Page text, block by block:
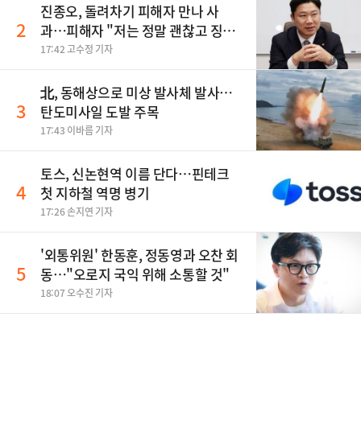
2
진종오, 돌려차기 피해자 만나 사
과…피해자 "저는 정말 괜찮고 징계
원치 않아"
17:42 고수정 기자
3
北, 동해상으로 미상 발사체 발사…
탄도미사일 도발 주목
17:43 이바름 기자
4
토스, 신논현역 이름 단다…핀테크
첫 지하철 역명 병기
17:26 손지연 기자
5
'외통위원' 한동훈, 정동영과 오찬 회
동…"오로지 국익 위해 소통할 것"
18:07 오수진 기자